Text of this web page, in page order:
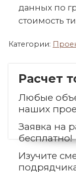
данных по
стоимость
Категории:
Расчет
Любые
наших
Заявка на
бесплатно!
Изучите